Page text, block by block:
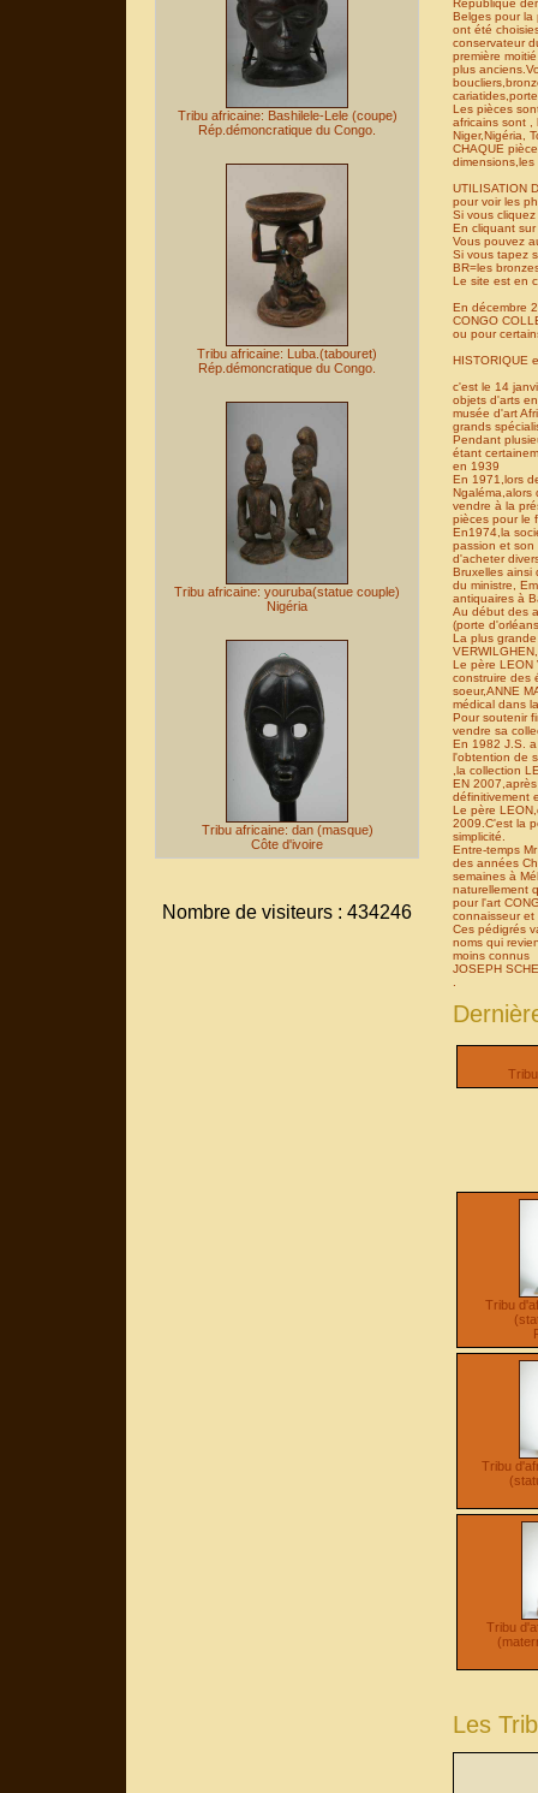
Tribu africaine: Bashilele-Lele (coupe)
Rép.démoncratique du Congo.
Tribu africaine: Luba.(tabouret)
Rép.démoncratique du Congo.
Tribu africaine: youruba(statue couple)
Nigéria
Tribu africaine: dan (masque)
Côte d'ivoire
Nombre de visiteurs : 434246
République
Belges pour la
ont été
conservateur
première
plus
Les pièces
africains sont ,
Niger,Nigéria,
CHAQUE
UTILISATION
pour voir les
Si vous
En cliquant
Vous pouvez
Si vous tapez
BR=les
Le site est en
En décembre
CONGO
ou pour
HISTORIQUE
c'est le 14
objets d'arts
musée d'art
grands
Pendant
étant
en 1939
En 1971,lors
Ngaléma,alors
vendre à la
pièces pour le
En1974,la
passion et son
d'acheter
Bruxelles ainsi
du ministre,
antiquaires à
Au début des
(porte
La plus
Le père LEON
construire des
soeur,ANNE
médical dans
Pour soutenir
vendre sa
En 1982 J.S.
l'obtention de
,la collection
EN
définitivement
Le père
2009.C'est la
simplicité.
Entre-temps
des années
semaines à
naturellement
pour l'art
connaisseur et
Ces pédigrés
noms qui
moins connus
JOSEPH
Tribu
Tribu
Tribu
Les